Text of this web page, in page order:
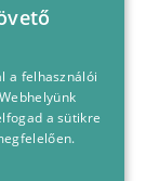
HUNGARIAN
a felhasználói
a sütikre